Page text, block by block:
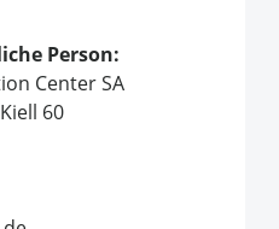
Person:
Center SA
60